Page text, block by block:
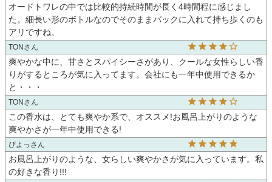
オードトワレの中では比較的持続時間が長く4時間程に感じまし
た。細長い形のボトルなのでそのままバックに入れて持ち歩くのも
アリですね。
TON
爽やかな中に、甘さとスパイシーさがあり、クールな女性らしい香
りがするところが気に入ってます。会社にも一年中使用できるか
と・・・
TON
この香水は、とても爽やか系で、オススメ!お風呂上がりのような
爽やかさが一年中使用できる!
ぴよっ
お風呂上がりのような、女らしい爽やかさが気に入っています。私
の好きな香り!!!